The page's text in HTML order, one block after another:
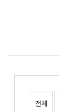
전체